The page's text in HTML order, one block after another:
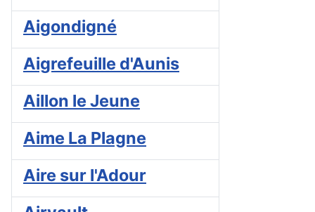
Aigondigné
Aigrefeuille d'Aunis
Aillon le Jeune
Aime La Plagne
Aire sur l'Adour